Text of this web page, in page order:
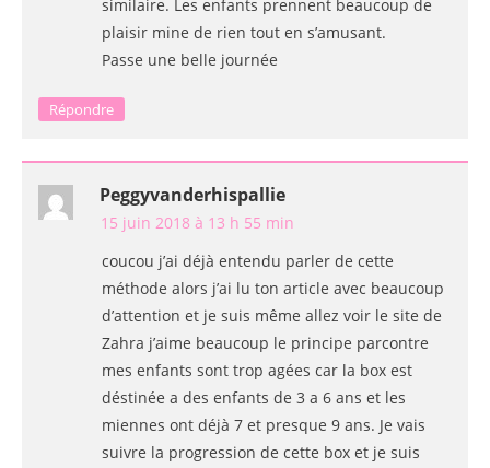
similaire. Les enfants prennent beaucoup de
plaisir mine de rien tout en s’amusant.
Passe une belle journée
Répondre
Peggyvanderhispallie
15 juin 2018 à 13 h 55 min
coucou j’ai déjà entendu parler de cette
méthode alors j’ai lu ton article avec beaucoup
d’attention et je suis même allez voir le site de
Zahra j’aime beaucoup le principe parcontre
mes enfants sont trop agées car la box est
déstinée a des enfants de 3 a 6 ans et les
miennes ont déjà 7 et presque 9 ans. Je vais
suivre la progression de cette box et je suis